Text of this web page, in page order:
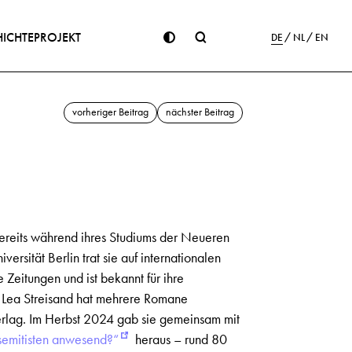
PROJEKT DE NL EN
vorheriger Beitrag nächster Beitrag
während ihres Studiums der Neueren
Berlin trat sie auf internationalen
Zeitungen und ist bekannt für ihre
Streisand hat mehrere Romane
Im Herbst 2024 gab sie gemeinsam mit
anwesend?“
heraus – rund 80